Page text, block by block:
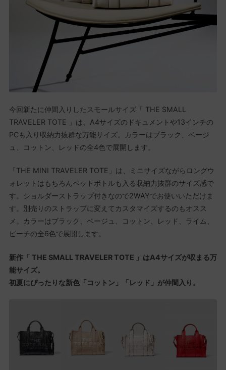
今回新たに仲間入りしたスモールサイズ「 THE SMALL
TRAVELER TOTE 」は、A4サイズのドキュメントや13インチの
PCも入り収納力抜群な万能サイズ。カラーはブラック、ベージ
ュ、コットン、レッドの全4色で展開します。
「THE MINI TRAVELER TOTE」は、ミニサイズながらロングウ
ォレットはもちろんペットボトルも入る収納力抜群のサイズ感で
す。ショルダーストラップ付きなので2WAYでお使いいただけま
す。別売りのストラップに変えてカスタマイズするのもオスス
メ。カラーはブラック、ベージュ、コットン、レッド、ライム、
ピーチの全6色で展開します。
新作「 THE SMALL TRAVELER TOTE 」はA4サイズが収まる万
能サイズ。
初夏にぴったりな新色「コットン」「レッド」が仲間入り。